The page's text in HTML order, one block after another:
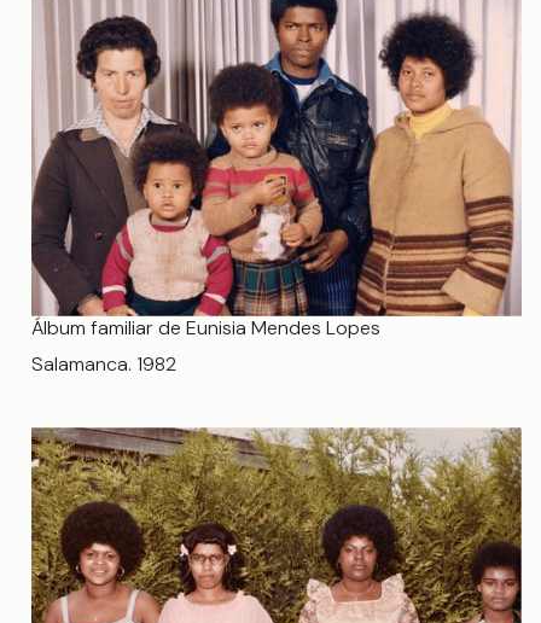
Álbum familiar de Eunisia Mendes Lopes
Salamanca. 1982